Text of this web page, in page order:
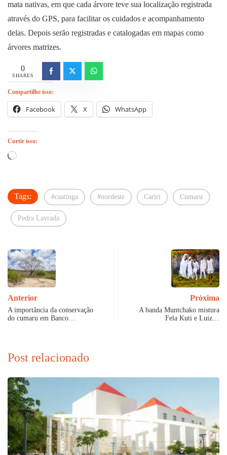
mata nativas, em que cada árvore teve sua localização registrada
através do GPS, para facilitar os cuidados e acompanhamento
delas. Depois serão registradas e catalogadas em mapas como
árvores matrizes.
0
SHARES
Compartilhe isso:
Facebook X WhatsApp
Curtir isso:
Carregando...
Tags: #caatinga #nordeste Cariri Cumaru
Pedra Lavrada
Anterior
A importância da conservação
do cumaru em Banco…
Próxima
A banda Muntchako mistura
Fela Kuti e Luiz…
Post relacionado